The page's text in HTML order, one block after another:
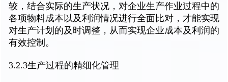
较，结合实际的生产状况，对企业生产作业过程中的
各项物料成本以及利润情况进行全面比对，才能实现
对生产计划的及时调整，从而实现企业成本及利润的
有效控制。
3.2.3生产过程的精细化管理